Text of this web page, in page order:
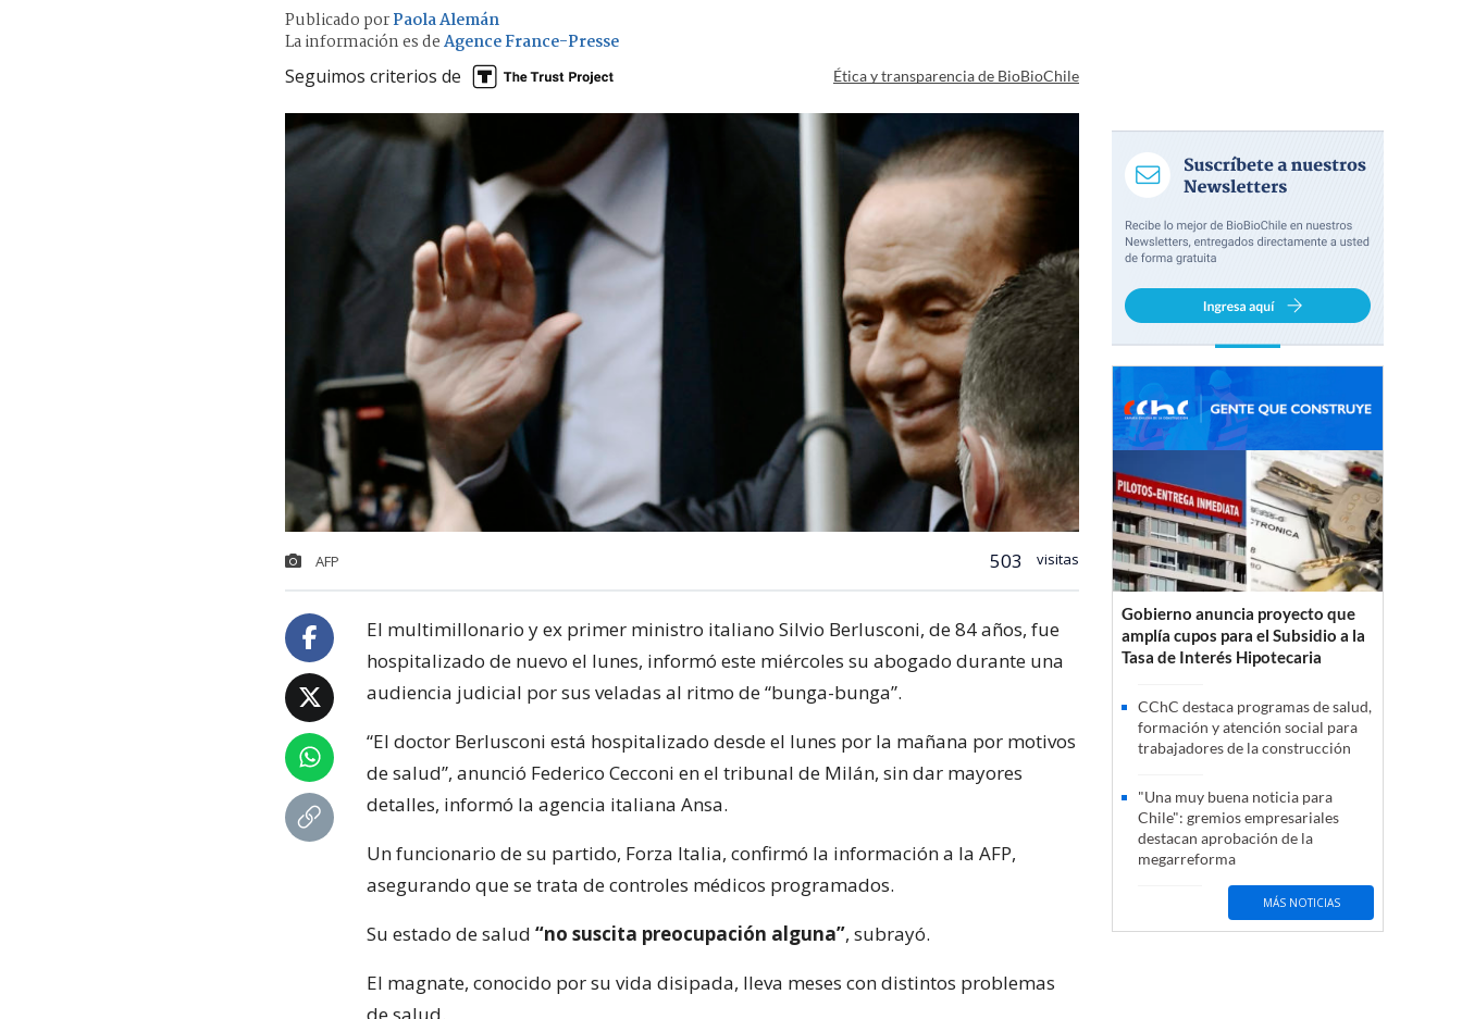
Publicado porPaola Alemán
La información es deAgence France-Presse
Seguimos criterios de Ética y transparencia de BioBioChile
AFP 503 visitas
El multimillonario y ex primer ministro italiano Silvio Berlusconi, de 84 años, fue
hospitalizado de nuevo el lunes, informó este miércoles su abogado durante una
audiencia judicial por sus veladas al ritmo de “bunga-bunga”.
“El doctor Berlusconi está hospitalizado desde el lunes por la mañana por motivos
de salud”, anunció Federico Cecconi en el tribunal de Milán, sin dar mayores
detalles, informó la agencia italiana Ansa.
Un funcionario de su partido, Forza Italia, confirmó la información a la AFP,
asegurando que se trata de controles médicos programados.
Su estado de salud “no suscita preocupación alguna”, subrayó.
El magnate, conocido por su vida disipada, lleva meses con distintos problemas
de salud.
Gobierno anuncia proyecto que
amplía cupos para el Subsidio a la
Tasa de Interés Hipotecaria
CChC destaca programas de salud,
formación y atención social para
trabajadores de la construcción
"Una muy buena noticia para
Chile": gremios empresariales
destacan aprobación de la
megarreforma
MÁS NOTICIAS